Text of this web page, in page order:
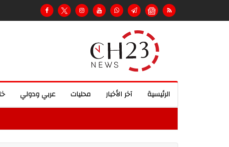
عربي ودولي محليات آخر الأخبار الرئيسية